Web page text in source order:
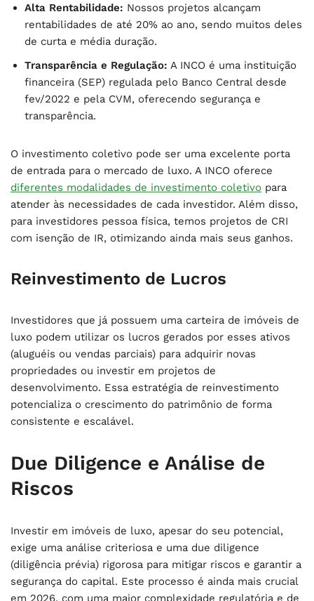
Alta Rentabilidade: Nossos projetos alcançam
rentabilidades de até 20% ao ano, sendo muitos deles
de curta e média duração.
Transparência e Regulação: A INCO é uma instituição
financeira (SEP) regulada pelo Banco Central desde
fev/2022 e pela CVM, oferecendo segurança e
transparência.
O investimento coletivo pode ser uma excelente porta
de entrada para o mercado de luxo. A INCO oferece
diferentes modalidades de investimento coletivo para
atender às necessidades de cada investidor. Além disso,
para investidores pessoa física, temos projetos de CRI
com isenção de IR, otimizando ainda mais seus ganhos.
Reinvestimento de Lucros
Investidores que já possuem uma carteira de imóveis de
luxo podem utilizar os lucros gerados por esses ativos
(aluguéis ou vendas parciais) para adquirir novas
propriedades ou investir em projetos de
desenvolvimento. Essa estratégia de reinvestimento
potencializa o crescimento do patrimônio de forma
consistente e escalável.
Due Diligence e Análise de
Riscos
Investir em imóveis de luxo, apesar do seu potencial,
exige uma análise criteriosa e uma due diligence
(diligência prévia) rigorosa para mitigar riscos e garantir a
segurança do capital. Este processo é ainda mais crucial
em 2026, com uma maior complexidade regulatória e de